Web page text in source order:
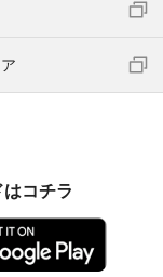
コチラ